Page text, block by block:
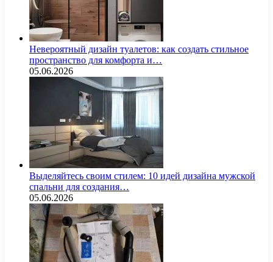
Невероятный дизайн туалетов: как создать стильное
пространство для комфорта и…
05.06.2026
Выделяйтесь своим стилем: 10 идей дизайна мужской
спальни для создания…
05.06.2026